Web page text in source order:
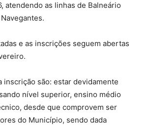
atendendo as linhas de Balneário
e as inscrições seguem abertas
inscrição são: estar devidamente
nível superior, ensino médio
desde que comprovem ser
do Município, sendo dada